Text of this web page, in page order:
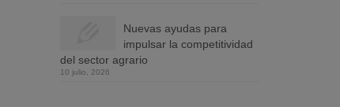
Nuevas ayudas para
impulsar la competitividad
del sector agrario
10 julio, 2026